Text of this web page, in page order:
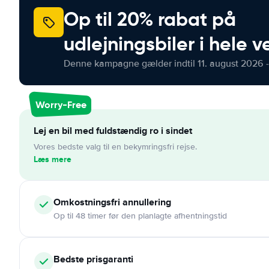
Op til 20% rabat på
udlejningsbiler i hele
Denne kampagne gælder indtil 11. august 2026
Worry-Free
Lej en bil med fuldstændig ro i sindet
Vores bedste valg til en bekymringsfri rejse.
Læs mere
Omkostningsfri annullering
Op til 48 timer før den planlagte afhentningstid
Bedste prisgaranti